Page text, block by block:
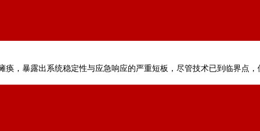
，暴露出系统稳定性与应急响应的严重短板，尽管技术已到临界点，